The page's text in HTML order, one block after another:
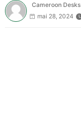
Cameroon Desks
mai 28, 2024